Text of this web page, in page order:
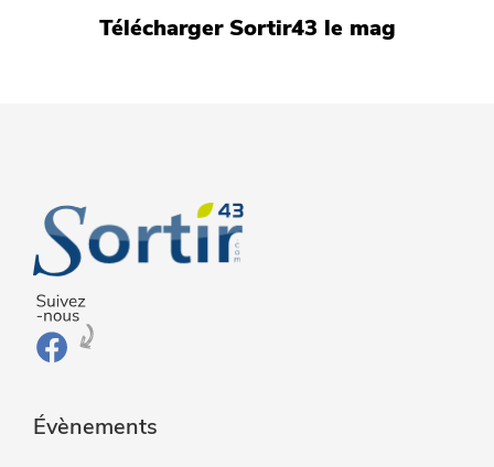
Télécharger Sortir43 le mag
Évènements